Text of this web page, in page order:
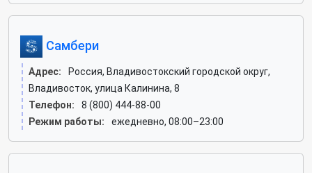
Самбери
Адрес:
Россия, Владивостокский городской округ,
Владивосток, улица Калинина, 8
Телефон:
8 (800) 444-88-00
Режим работы:
ежедневно, 08:00–23:00